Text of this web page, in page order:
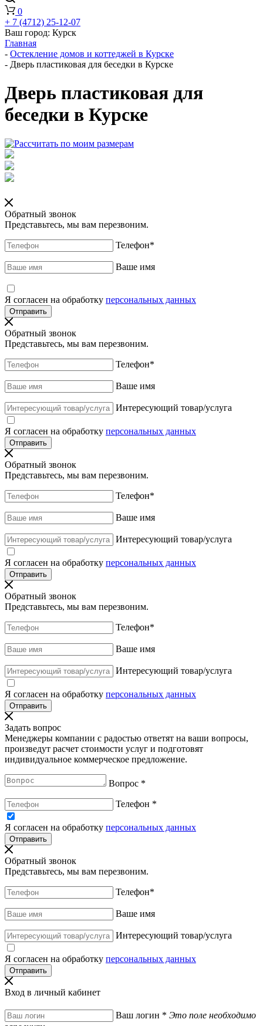
0
+ 7 (4712) 25-12-07
Ваш город: Курск
Главная
- Остекление домов и коттеджей в Курске
- Дверь пластиковая для беседки в Курске
Дверь пластиковая для
беседки в Курске
Обратный звонок
Представьтесь, мы вам перезвоним.
Телефон*
Ваше имя
Я согласен на обработку персональных данных
Обратный звонок
Представьтесь, мы вам перезвоним.
Телефон*
Ваше имя
Интересующий товар/услуга
Я согласен на обработку персональных данных
Обратный звонок
Представьтесь, мы вам перезвоним.
Телефон*
Ваше имя
Интересующий товар/услуга
Я согласен на обработку персональных данных
Обратный звонок
Представьтесь, мы вам перезвоним.
Телефон*
Ваше имя
Интересующий товар/услуга
Я согласен на обработку персональных данных
Задать вопрос
Менеджеры компании с радостью ответят на ваши вопросы,
произведут расчет стоимости услуг и подготовят
индивидуальное коммерческое предложение.
Вопрос *
Телефон *
Я согласен на обработку персональных данных
Обратный звонок
Представьтесь, мы вам перезвоним.
Телефон*
Ваше имя
Интересующий товар/услуга
Я согласен на обработку персональных данных
Вход в личный кабинет
Ваш логин * Это поле необходимо